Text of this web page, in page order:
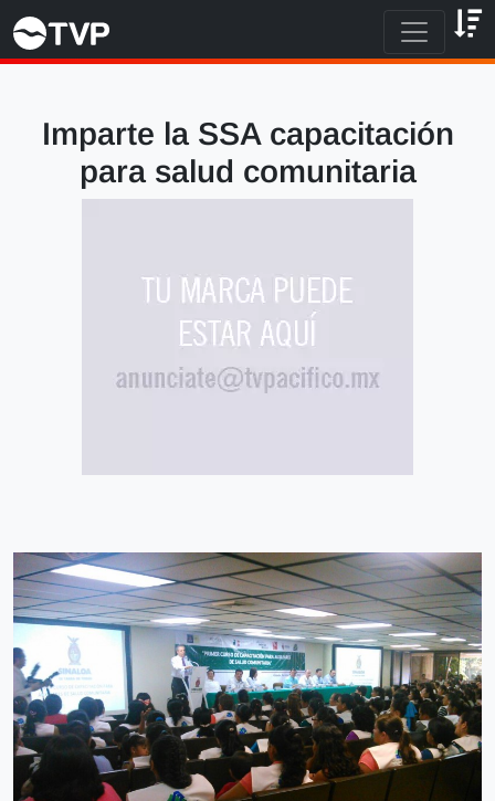
Imparte la SSA capacitación
para salud comunitaria